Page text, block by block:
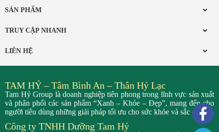
SẢN PHẨM
TRUY CẬP NHANH
LIÊN HỆ
TAM HỶ – Tâm Bình An – Thân Hỷ Lạc
Tam Hỷ Group là doanh nghiệp tiên phong trong lĩnh vực sản xuất
và phân phối các sản phẩm “Xanh – Khỏe – Đẹp”, mang đến cho
người tiêu dùng những giải pháp tối ưu cho sức khỏe và sắc đẹp.
Công ty TNHH Dưỡng Tam Hỷ